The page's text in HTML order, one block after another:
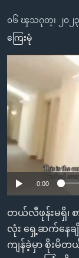
သို့
ကျော်
ကြည့်
ပင်မ
အ
ညွန်း
စာမျက်နှာ
သို့
ကျော်
ကြည့်
ရှာဖွေ
ရန်
နေရာ
အစ္စရေး-ပါလက်
အင်္ဂလိပ်စာလေ့
မကြေးမုံရဲ့ အင်္ဂ
ရုပ်ရှင်ထဲက အင်္ဂ
သုတပဒေသာ အင်္
တီဗွီ
ရေဒီယိုနှင့်ရုပ်သံ
ရေဒီယို/တီဗွီအစီ
Learning English
ဗွီအိုအေ လူမှုကွန်ယက်
ဘာသာစကားမ
၀၆ ၾသဂုတ္၊ ၂၀၂၃
ကြေးမုံ
0:00
တယ်လီဖုန်းမရှိ၊ စ
လုံး ရှေ့ဆက်နေချိ
ကျန်ခဲ့မှာ စိုးမိ